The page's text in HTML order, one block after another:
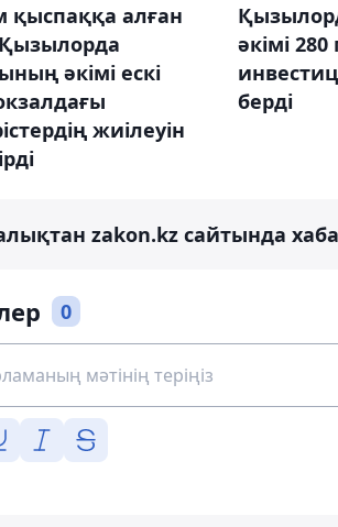
қыспаққа алған
әкімі ескі
жиілеуін
әкімі
берді
zakon.kz сайтында
0